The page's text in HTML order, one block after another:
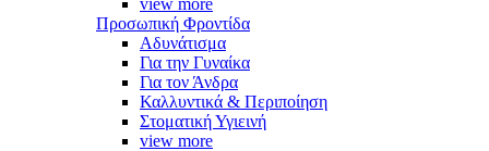
view more
Προσωπική Φροντίδα
Αδυνάτισμα
Για την Γυναίκα
Για τον Άνδρα
Καλλυντικά & Περιποίηση
Στοματική Υγιεινή
view more